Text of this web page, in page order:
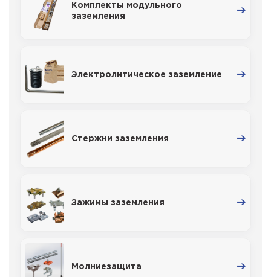
Комплекты модульного
заземления
Электролитическое заземление
Стержни заземления
Зажимы заземления
Молниезащита